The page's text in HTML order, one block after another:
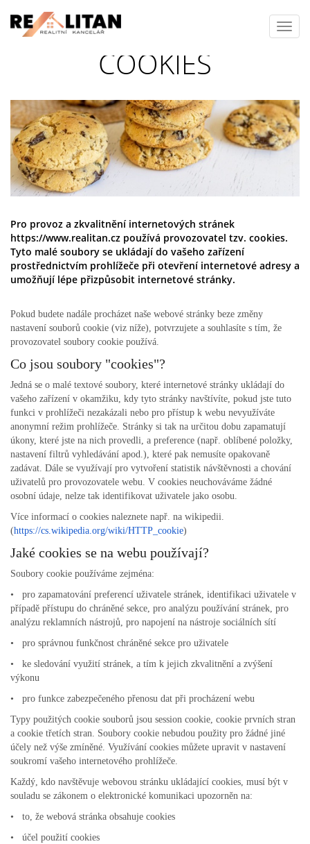
COOKIES
Pro provoz a zkvalitnění internetových stránek
https://www.realitan.cz používá provozovatel tzv. cookies.
Tyto malé soubory se ukládají do vašeho zařízení
prostřednictvím prohlížeče při otevření internetové adresy a
umožňují lépe přizpůsobit internetové stránky.
Pokud budete nadále procházet naše webové stránky beze změny
nastavení souborů cookie (viz níže), potvrzujete a souhlasíte s tím, že
provozovatel soubory cookie používá.
Co jsou soubory "cookies"?
Jedná se o malé textové soubory, které internetové stránky ukládají do
vašeho zařízení v okamžiku, kdy tyto stránky navštívíte, pokud jste tuto
funkci v prohlížeči nezakázali nebo pro přístup k webu nevyužíváte
anonymní režim prohlížeče. Stránky si tak na určitou dobu zapamatují
úkony, které jste na nich provedli, a preference (např. oblíbené položky,
nastavení filtrů vyhledávání apod.), které pak nemusíte opakovaně
zadávat. Dále se využívají pro vytvoření statistik návštěvnosti a chování
uživatelů pro provozovatele webu. V cookies neuchováváme žádné
osobní údaje, nelze tak identifikovat uživatele jako osobu.
Více informací o cookies naleznete např. na wikipedii.
(https://cs.wikipedia.org/wiki/HTTP_cookie)
Jaké cookies se na webu používají?
Soubory cookie používáme zejména:
• pro zapamatování preferencí uživatele stránek, identifikaci uživatele v
případě přístupu do chráněné sekce, pro analýzu používání stránek, pro
analýzu reklamních nástrojů, pro napojení na nástroje sociálních sítí
• pro správnou funkčnost chráněné sekce pro uživatele
• ke sledování využití stránek, a tím k jejich zkvalitnění a zvýšení
výkonu
• pro funkce zabezpečeného přenosu dat při procházení webu
Typy použitých cookie souborů jsou session cookie, cookie prvních stran
a cookie třetích stran. Soubory cookie nebudou použity pro žádné jiné
účely než výše zmíněné. Využívání cookies můžete upravit v nastavení
soukromí vašeho internetového prohlížeče.
Každý, kdo navštěvuje webovou stránku ukládající cookies, musí být v
souladu se zákonem o elektronické komunikaci upozorněn na:
• to, že webová stránka obsahuje cookies
• účel použití cookies